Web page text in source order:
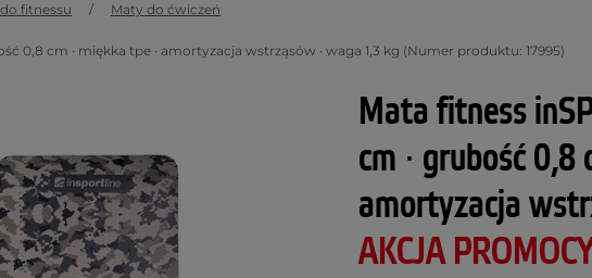
fitnessu Maty do ćwiczeń
0,8 cm ∙ miękka tpe ∙ amortyzacja wstrząsów ∙ waga 1,3 kg (Numer produktu: 17995)
Mata fitness
cm ∙ grubość 0,8
amortyzacja
AKCJA